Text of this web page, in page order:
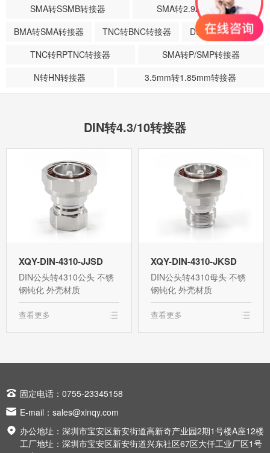
SMA转SSMB转接器
SMA转2.92mm转接器
BMA转SMA转接器
TNC转BNC转接器
DIN转SMA转接器
TNC转RPTNC转接器
SMA转P/SMP转接器
N转HN转接器
3.5mm转1.85mm转接器
DIN转4.3/10转接器
XQY-DIN-4310-JJSD
DIN公头转4310公头 不锈
钢钝化 外壳材质
查看更多
XQY-DIN-4310-JKSD
DIN公头转4310母头 不锈
钢钝化 外壳材质
查看更多
 固定电话：0755-23345158
 E-mail： sales@xinqy.com
 办公地址：深圳市宝安区新安街道高新奇产业园2期1号楼A座12楼
工厂地址：深圳市宝安区新安街道兴东社区67区大仟工业厂区1号